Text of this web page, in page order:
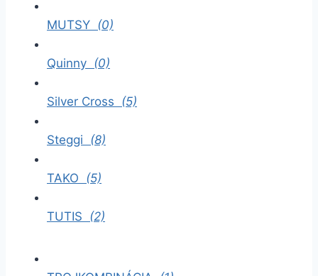
MUTSY (0)
Quinny (0)
Silver Cross (5)
Steggi (8)
TAKO (5)
TUTIS (2)